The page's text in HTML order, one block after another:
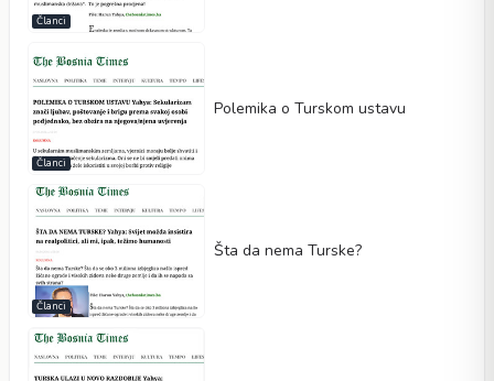
Članci
Članci
Polemika o Turskom ustavu
Članci
Šta da nema Turske?